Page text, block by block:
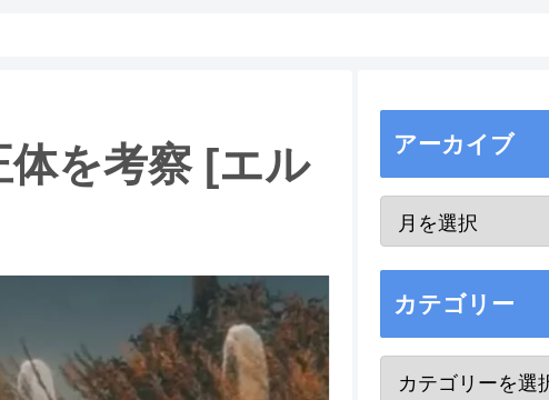
を考察 [エル
アーカイブ
カテゴリー